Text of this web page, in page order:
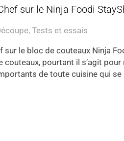
sur le Ninja Foodi
, Tests et essais
sur le bloc de couteaux Ninja
couteaux, pourtant il s’agit pour
de toute cuisine qui se